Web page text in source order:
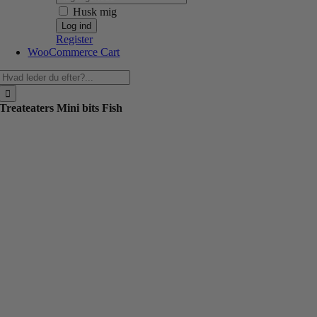
Husk mig
Register
WooCommerce Cart
Treateaters Mini bits Fish